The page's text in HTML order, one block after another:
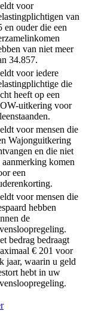
voor
van
en ouder die een
van niet meer
34.857.
voor iedere
die
heeft op een
uitkering voor
voor mensen die
Wajonguitkering
en die niet
aanmerking komen
een
voor mensen die
hebben
de
bedrag bedraagt
€ 201 voor
jaar, waarin u geld
hebt in uw